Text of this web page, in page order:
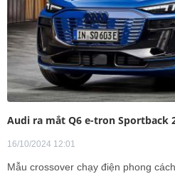
Audi ra mắt Q6 e-tron Sportback
16/10/2024 12:01
Mẫu crossover chạy điện phong